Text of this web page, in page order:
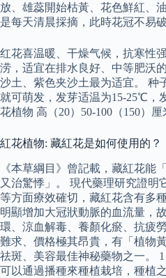
放、雄蕊開始枯黃、花色鮮紅、
是每天清晨採摘，此時花冠不易
红花喜温暖、干燥气候，抗寒性
涝，适宜在排水良好、中等肥沃
沙土、紫色夹沙土最为适宜。 种
就可萌发，发芽适温为15-25℃，
花植物 高（20）50-100（150）厘
紅花植物: 藏紅花是如何使用的？
《本草綱目》曾記載，藏紅花能
又治驚悸」。 現代藥理研究證明
等方面療效確切，藏紅花含有多
明顯增加大冠狀動脈的血流量，
環、涼血解毒、養顏化瘀、抗疲
難求、價格極其昂貴，有「植物
祛斑、美容最佳神秘藥物之一。
可以通過播種來種植栽培，種植